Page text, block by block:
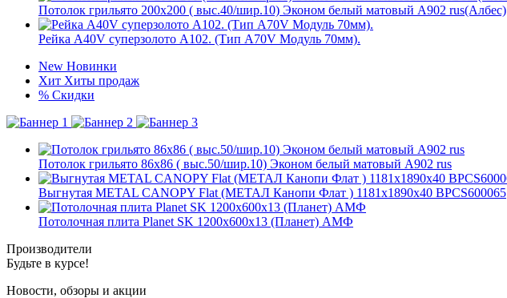
Потолок грильято 200х200 ( выс.40/шир.10) Эконом белый матовый А902 rus(Албес)
Рейка A40V суперзолото A102. (Тип A70V Модуль 70мм).
New Новинки
Хит Хиты продаж
% Скидки
Потолок грильято 86х86 ( выс.50/шир.10) Эконом белый матовый А902 rus
Выгнутая METAL CANOPY Flat (МЕТАЛ Канопи Флат ) 1181x1890x40 BPCS600065
Потолочная плита Planet SK 1200x600x13 (Планет) АМФ
Производители
Будьте в курсе!
Новости, обзоры и акции